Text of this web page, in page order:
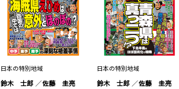
日本の特別地域
鈴木 士郎 佐藤 圭亮
日本の特別地域
鈴木 士郎 佐藤 圭亮